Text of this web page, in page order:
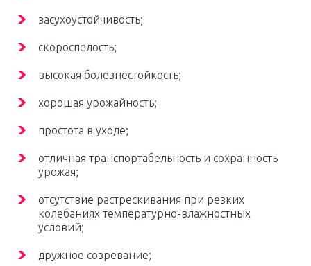
засухоустойчивость;
скороспелость;
высокая болезнестойкость;
хорошая урожайность;
простота в уходе;
отличная транспортабельность и сохранность
урожая;
отсутствие растрескивания при резких
колебаниях температурно-влажностных
условий;
дружное созревание;